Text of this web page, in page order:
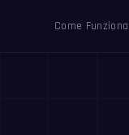
Come Funziona